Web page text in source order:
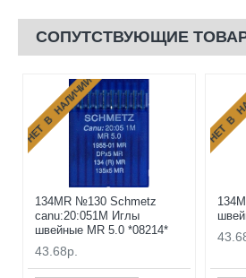
СОПУТСТВУЮЩИЕ
НЕТ В НАЛИЧИИ
134MR №130 Schmetz
canu:20:051M Иглы
швейные MR 5.0 *08214*
43.68р.
НЕТ